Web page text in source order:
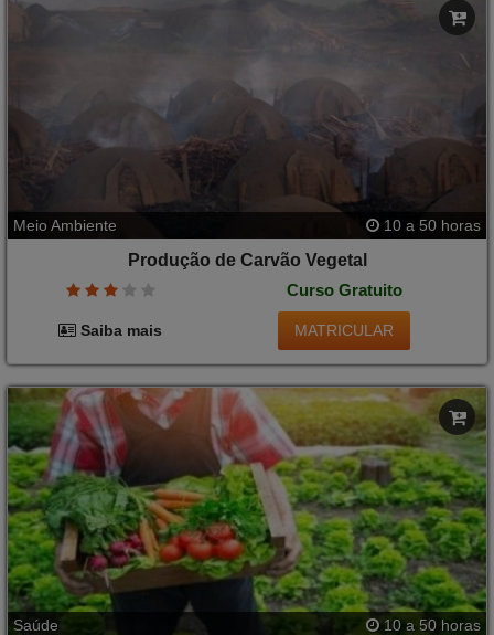
Meio Ambiente 10 a 50 horas
Produção de Carvão Vegetal
Curso Gratuito
Saiba mais MATRICULAR
Saúde 10 a 50 horas